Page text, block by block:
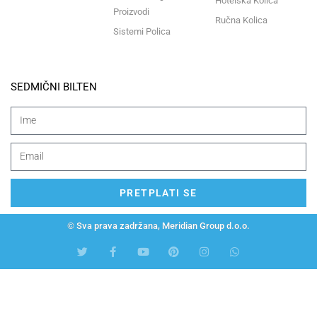
Proizvodi
Sistemi Polica
Ručna Kolica
SEDMIČNI BILTEN
PRETPLATI SE
© Sva prava zadržana, Meridian Group d.o.o.